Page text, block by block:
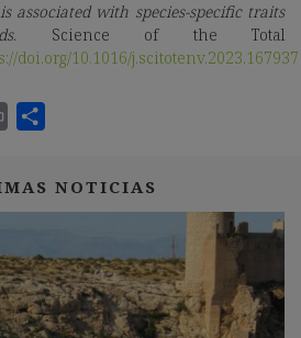
associated with species-specific traits
. Science of the Total
doi.org/10.1016/j.scitotenv.2023.167937
NOTICIAS